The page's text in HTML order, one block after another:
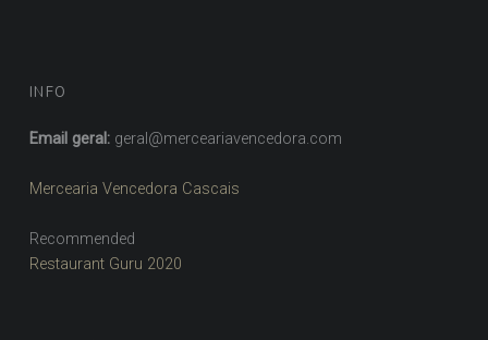
INFO
Email geral: geral@merceariavencedora.com
Mercearia Vencedora Cascais
Recommended
Restaurant Guru 2020